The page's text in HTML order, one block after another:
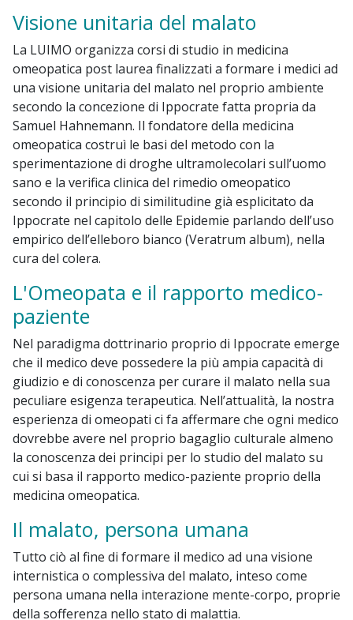
Visione unitaria del malato
La LUIMO organizza corsi di studio in medicina
omeopatica post laurea finalizzati a formare i medici ad
una visione unitaria del malato nel proprio ambiente
secondo la concezione di Ippocrate fatta propria da
Samuel Hahnemann. Il fondatore della medicina
omeopatica costruì le basi del metodo con la
sperimentazione di droghe ultramolecolari sull’uomo
sano e la verifica clinica del rimedio omeopatico
secondo il principio di similitudine già esplicitato da
Ippocrate nel capitolo delle Epidemie parlando dell’uso
empirico dell’elleboro bianco (Veratrum album), nella
cura del colera.
L'Omeopata e il rapporto medico-
paziente
Nel paradigma dottrinario proprio di Ippocrate emerge
che il medico deve possedere la più ampia capacità di
giudizio e di conoscenza per curare il malato nella sua
peculiare esigenza terapeutica. Nell’attualità, la nostra
esperienza di omeopati ci fa affermare che ogni medico
dovrebbe avere nel proprio bagaglio culturale almeno
la conoscenza dei principi per lo studio del malato su
cui si basa il rapporto medico-paziente proprio della
medicina omeopatica.
Il malato, persona umana
Tutto ciò al fine di formare il medico ad una visione
internistica o complessiva del malato, inteso come
persona umana nella interazione mente-corpo, proprie
della sofferenza nello stato di malattia.